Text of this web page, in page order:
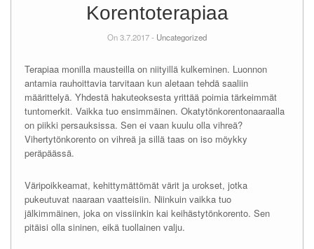
Korentoterapiaa
On 3.7.2017 - Uncategorized
Terapiaa monilla mausteilla on niityillä kulkeminen. Luonnon
antamia rauhoittavia tarvitaan kun aletaan tehdä saaliin
määrittelyä. Yhdestä hakuteoksesta yrittää poimia tärkeimmät
tuntomerkit. Vaikka tuo ensimmäinen. Okatytönkorentonaaraalla
on piikki persauksissa. Sen ei vaan kuulu olla vihreä?
Vihertytönkorento on vihreä ja sillä taas on iso möykky
peräpäässä.
Väripoikkeamat, kehittymättömät värit ja urokset, jotka
pukeutuvat naaraan vaatteisiin. Niinkuin vaikka tuo
jälkimmäinen, joka on vissiinkin kai keihästytönkorento. Sen
pitäisi olla sininen, eikä tuollainen valju.